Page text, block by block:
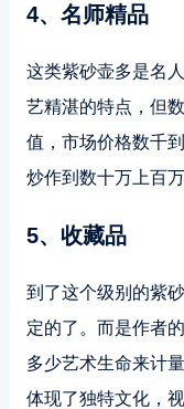
4、名师精品
这类紫砂壶多是名
艺精湛的特点，但
值，市场价格数千
炒作到数十万上百
5、收藏品
到了这个级别的紫
定的了。而是作者
多少艺术生命来计
体现了独特文化，